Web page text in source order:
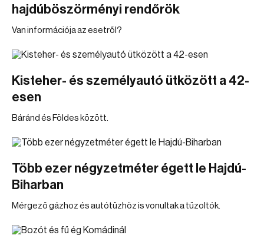
hajdúböszörményi rendőrök
Van információja az esetről?
Kisteher- és személyautó ütközött a 42-
esen
Báránd és Földes között.
Több ezer négyzetméter égett le Hajdú-
Biharban
Mérgező gázhoz és autótűzhöz is vonultak a tűzoltók.